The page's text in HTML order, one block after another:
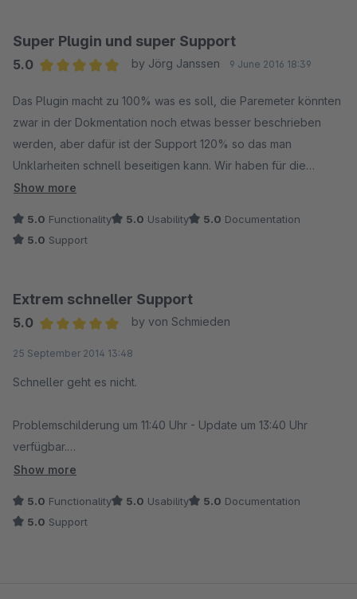
neue Version mit dem Feature im Store und das dazu
passende Antwortmail da !
Ich sage einfach hier dazu GROSSES DANKE für so viel
Service, weil das am Sonntag wohl wirklich nicht
selbstverständlich ist....aber man sieht hier ist ein Entwickler mit
Freude und Herz am Werk und das merkt man. VOLLE
Kaufemepfehlung !
Edit: 11.11.2018 kleine Anpassung für SW 5.5.3 wurde auch
dieses Mal rasch und am Wochenende erledig, was nicht
Kann ur nochmals sagen, VOLLE Kaufemepfehlung !
Edit: 28.09.2019 kleiner Fehler nach Update auf SW 5.6.1. kaum
klare Kaufempfehlung für so ein vorbildliches Service und das
über Jahre hinweg... einfach TOLL.
Super Plugin und super Support
5.0
by Jörg Janssen 9 June 2016 18:39
Das Plugin macht zu 100% was es soll, die Paremeter könnten
zwar in der Dokmentation noch etwas besser beschrieben
werden, aber dafür ist der Support 120% so das man
Unklarheiten schnell beseitigen kann. Wir haben für die
Dokumente (Rechnung, Lieferschein) über die Smarty
Show more
5.0 Functionality 5.0 Usability 5.0 Documentation
5.0 Support
Extrem schneller Support
5.0
by von Schmieden
25 September 2014 13:48
Schneller geht es nicht.
Problemschilderung um 11:40 Uhr - Update um 13:40 Uhr
verfügbar.
Vielen Dank für den hervorragenden Support.
Show more
5.0 Functionality 5.0 Usability 5.0 Documentation
5.0 Support